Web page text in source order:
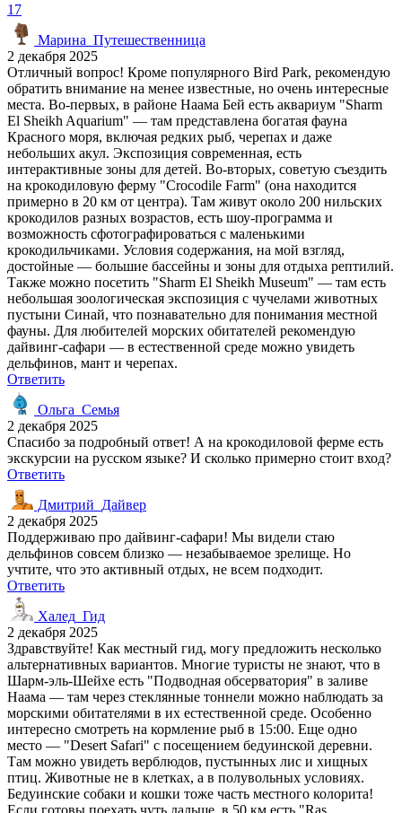
17
Марина_Путешественница
2 декабря 2025
Отличный вопрос! Кроме популярного Bird Park, рекомендую
обратить внимание на менее известные, но очень интересные
места. Во-первых, в районе Наама Бей есть аквариум "Sharm
El Sheikh Aquarium" — там представлена богатая фауна
Красного моря, включая редких рыб, черепах и даже
небольших акул. Экспозиция современная, есть
интерактивные зоны для детей. Во-вторых, советую съездить
на крокодиловую ферму "Crocodile Farm" (она находится
примерно в 20 км от центра). Там живут около 200 нильских
крокодилов разных возрастов, есть шоу-программа и
возможность сфотографироваться с маленькими
крокодильчиками. Условия содержания, на мой взгляд,
достойные — большие бассейны и зоны для отдыха рептилий.
Также можно посетить "Sharm El Sheikh Museum" — там есть
небольшая зоологическая экспозиция с чучелами животных
пустыни Синай, что познавательно для понимания местной
фауны. Для любителей морских обитателей рекомендую
дайвинг-сафари — в естественной среде можно увидеть
дельфинов, мант и черепах.
Ответить
Ольга_Семья
2 декабря 2025
Спасибо за подробный ответ! А на крокодиловой ферме есть
экскурсии на русском языке? И сколько примерно стоит вход?
Ответить
Дмитрий_Дайвер
2 декабря 2025
Поддерживаю про дайвинг-сафари! Мы видели стаю
дельфинов совсем близко — незабываемое зрелище. Но
учтите, что это активный отдых, не всем подходит.
Ответить
Халед_Гид
2 декабря 2025
Здравствуйте! Как местный гид, могу предложить несколько
альтернативных вариантов. Многие туристы не знают, что в
Шарм-эль-Шейхе есть "Подводная обсерватория" в заливе
Наама — там через стеклянные тоннели можно наблюдать за
морскими обитателями в их естественной среде. Особенно
интересно смотреть на кормление рыб в 15:00. Еще одно
место — "Desert Safari" с посещением бедуинской деревни.
Там можно увидеть верблюдов, пустынных лис и хищных
птиц. Животные не в клетках, а в полувольных условиях.
Бедуинские собаки и кошки тоже часть местного колорита!
Если готовы поехать чуть дальше, в 50 км есть "Ras